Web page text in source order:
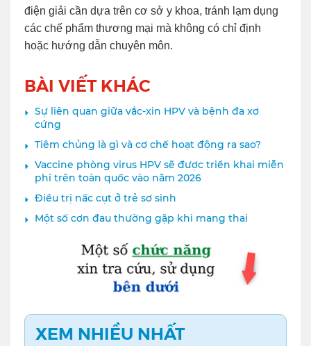
điện giải cần dựa trên cơ sở y khoa, tránh lạm dụng
các chế phẩm thương mại mà không có chỉ định
hoặc hướng dẫn chuyên môn.
BÀI VIẾT KHÁC
Sự liên quan giữa vắc-xin HPV và bệnh đa xơ
cứng
Tiêm chủng là gì và cơ chế hoạt động ra sao?
Vaccine phòng virus HPV sẽ được triển khai miễn
phí trên toàn quốc vào năm 2026
Điều trị nấc cụt ở trẻ sơ sinh
Một số cơn đau thường gặp khi mang thai
XEM NHIỀU NHẤT